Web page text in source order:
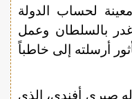
لحساب الدولة
وغدر بالسلطان وعمل
أرسلته إلى خاطباً
صبري أفندي، الذي